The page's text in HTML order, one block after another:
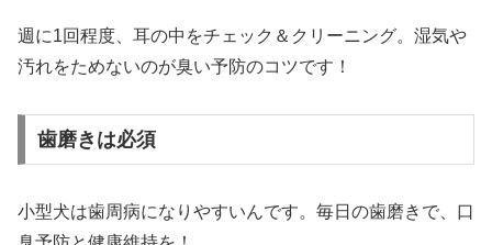
週に1回程度、耳の中をチェック＆クリーニング。湿気や
汚れをためないのが臭い予防のコツです！
歯磨きは必須
小型犬は歯周病になりやすいんです。毎日の歯磨きで、口